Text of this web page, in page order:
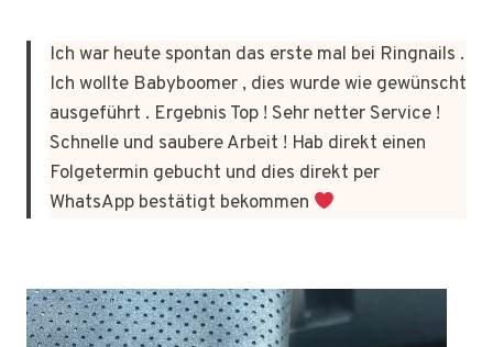
Ich war heute spontan das erste mal bei Ringnails .
Ich wollte Babyboomer , dies wurde wie gewünscht
ausgeführt . Ergebnis Top ! Sehr netter Service !
Schnelle und saubere Arbeit ! Hab direkt einen
Folgetermin gebucht und dies direkt per
WhatsApp bestätigt bekommen